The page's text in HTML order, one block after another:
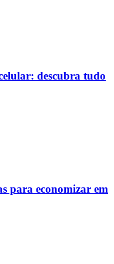
descubra tudo
para economizar em